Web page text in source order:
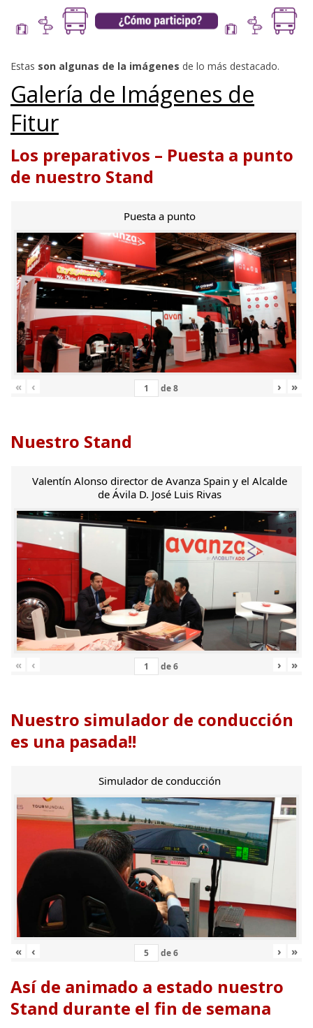
Estas son algunas de la imágenes de lo más destacado.
Galería de Imágenes de
Fitur
Los preparativos – Puesta a punto
de nuestro Stand
Puesta a punto
« ‹ de8 › »
Nuestro Stand
Valentín Alonso director de Avanza Spain y el Alcalde
de Ávila D. José Luis Rivas
« ‹ de6 › »
Nuestro simulador de conducción
es una pasada!!
Simulador de conducción
« ‹ de6 › »
Así de animado a estado nuestro
Stand durante el fin de semana